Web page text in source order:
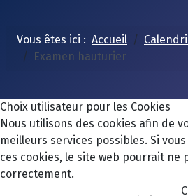
Vous êtes ici : Accueil
Examen hauturier
Choix utilisateur pour les Cookies
Nous utilisons des cookies afin de
meilleurs services possibles. Si
ces cookies, le site web pourrait ne
correctement.